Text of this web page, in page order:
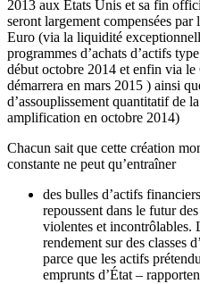
2013 aux Etats Unis et sa fin
seront largement compensées
Euro (via la liquidité
programmes d’achats d’actifs
début octobre 2014 et enfin via
démarrera en mars 2015 ) ainsi
d’assouplissement quantitatif de
amplification en octobre 2014)
Chacun sait que cette création
constante ne peut qu’entraîner
des bulles d’actifs
repoussent dans le futur
violentes et incontrôlables.
rendement sur des classes
parce que les actifs
emprunts d’État –